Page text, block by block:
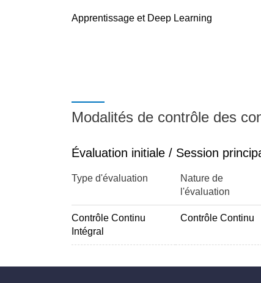
Deep Learning: Architecture, Optimisation.
Deep Learning: Réseaux de neurones
reconnaissance de caractères
Apprentissage et Deep Learning
Modalités de contrôle des
Évaluation initiale / Session
Type d'évaluation
Nature de
l'évaluation
Contrôle Continu
Intégral
Contrôle Continu